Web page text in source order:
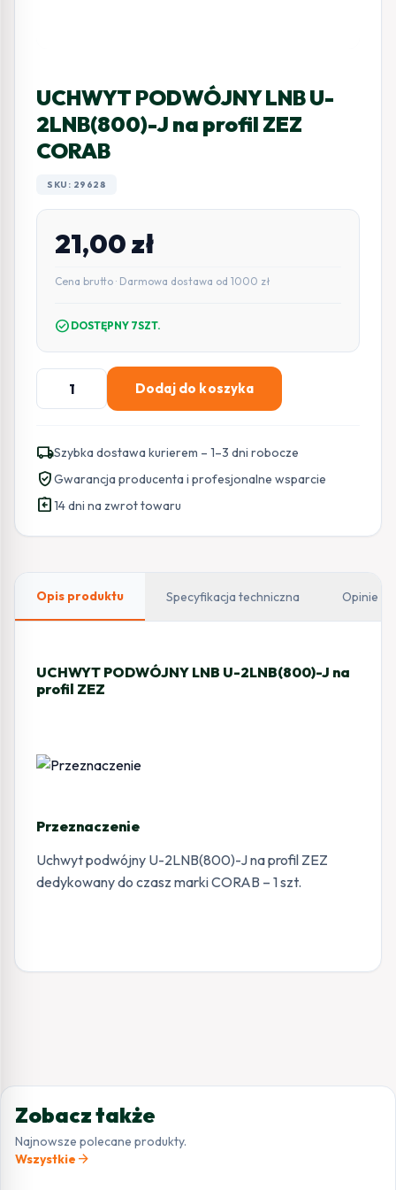
UCHWYT PODWÓJNY LNB U-
2LNB(800)-J na profil ZEZ
CORAB
SKU: 29628
21,00zł
Cena brutto · Darmowa dostawa od 1000 zł
check_circle DOSTĘPNY 7SZT.
ilość
UCHWYT
LNB
U-
2LNB(800)-
J
CORAB
Dodaj do koszyka
local_shippingSzybka dostawa kurierem – 1–3 dni robocze
verified_userGwarancja producenta i profesjonalne wsparcie
assignment_return14 dni na zwrot towaru
Opis produktu Specyfikacja techniczna Opinie
UCHWYT PODWÓJNY LNB U-2LNB(800)-J na
profil ZEZ
Przeznaczenie
Uchwyt podwójny U-2LNB(800)-J na profil ZEZ
dedykowany do czasz marki CORAB – 1 szt.
Zobacz także
Najnowsze polecane produkty.
Wszystkie arrow_forward